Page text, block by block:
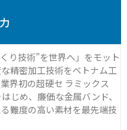
り技術”を世界へ」をモット
精密加工技術をベトナム工
界初の超硬セ ラミックス
じめ、廉価な金属バンド、
難度の高い素材を最先端技